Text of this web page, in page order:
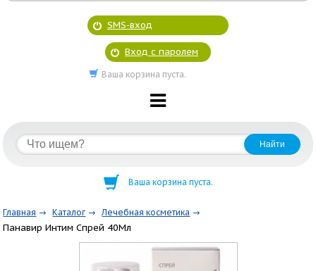
SMS-вход
Вход с паролем
Ваша корзина пуста.
Ваша корзина пуста.
Главная Каталог Лечебная косметика
Панавир Интим Спрей 40Мл